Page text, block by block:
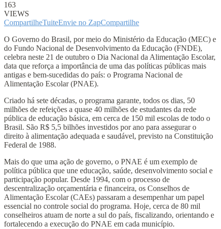
163
VIEWS
CompartilheTuiteEnvie no ZapCompartilhe
O Governo do Brasil, por meio do Ministério da Educação (MEC) e
do Fundo Nacional de Desenvolvimento da Educação (FNDE),
celebra neste 21 de outubro o Dia Nacional da Alimentação Escolar,
data que reforça a importância de uma das políticas públicas mais
antigas e bem-sucedidas do país: o Programa Nacional de
Alimentação Escolar (PNAE).
Criado há sete décadas, o programa garante, todos os dias, 50
milhões de refeições a quase 40 milhões de estudantes da rede
pública de educação básica, em cerca de 150 mil escolas de todo o
Brasil. São R$ 5,5 bilhões investidos por ano para assegurar o
direito à alimentação adequada e saudável, previsto na Constituição
Federal de 1988.
Mais do que uma ação de governo, o PNAE é um exemplo de
política pública que une educação, saúde, desenvolvimento social e
participação popular. Desde 1994, com o processo de
descentralização orçamentária e financeira, os Conselhos de
Alimentação Escolar (CAEs) passaram a desempenhar um papel
essencial no controle social do programa. Hoje, cerca de 80 mil
conselheiros atuam de norte a sul do país, fiscalizando, orientando e
fortalecendo a execução do PNAE em cada município.